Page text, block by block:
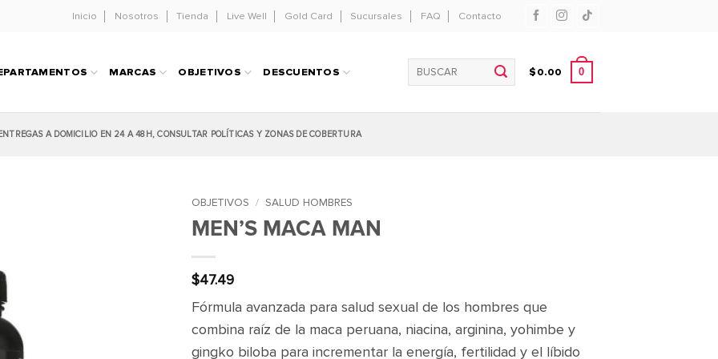
Inicio Nosotros Tienda Live Well Gold Card Sucursales FAQ Contacto
MARCAS OBJETIVOS DESCUENTOS
Buscar
$0.00 0
A DOMICILIO EN 24 A 48H, CONSULTAR POLÍTICAS Y ZONAS DE COBERTURA
OBJETIVOS / SALUD HOMBRES
MEN’S MACA MAN
$47.49
Fórmula avanzada para salud sexual de los hombres que
combina raíz de la maca peruana, niacina, arginina, yohimbe y
gingko biloba para incrementar la energía, fertilidad y el líbido